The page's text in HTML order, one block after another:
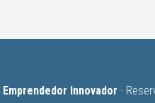
Emprendedor Innovador ·